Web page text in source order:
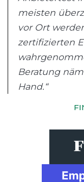
meisten
vor Ort
zertifizierten
Beratung
Hand.“